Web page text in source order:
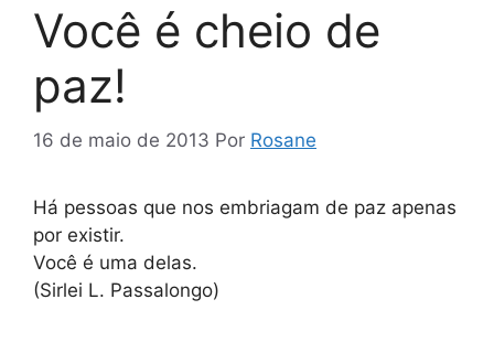
Você é cheio de
paz!
16 de maio de 2013 Por Rosane
Há pessoas que nos embriagam de paz apenas
por existir.
Você é uma delas.
(Sirlei L. Passalongo)